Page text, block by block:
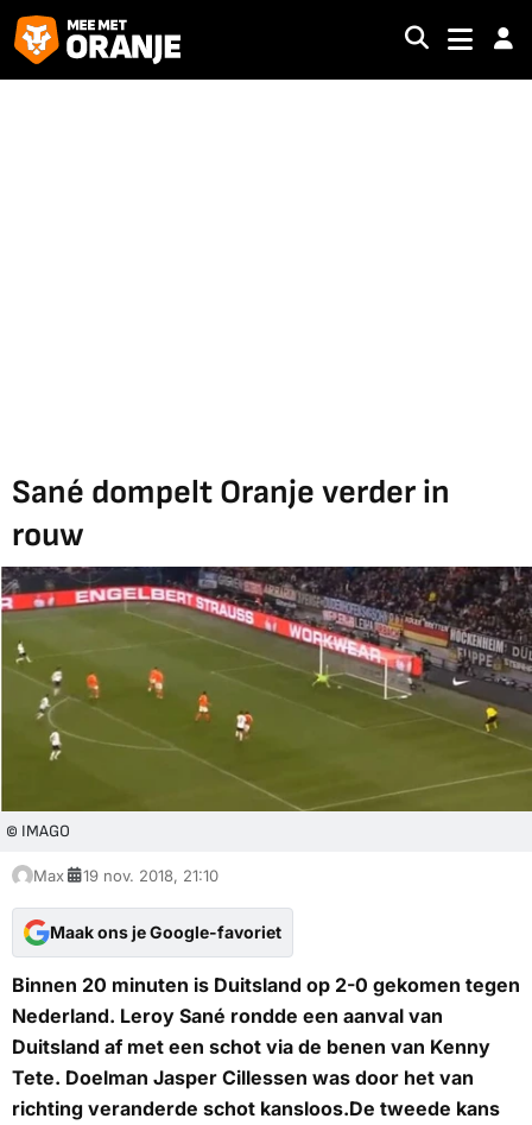
Sané dompelt Oranje verder in
rouw
© IMAGO
Max 19 nov. 2018, 21:10
Maak ons je Google-favoriet
Binnen 20 minuten is Duitsland op 2-0 gekomen tegen
Nederland. Leroy Sané rondde een aanval van
Duitsland af met een schot via de benen van Kenny
Tete. Doelman Jasper Cillessen was door het van
richting veranderde schot kansloos.De tweede kans